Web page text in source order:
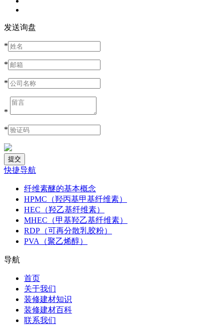
发送询盘
*
*
*
*
*
快捷导航
纤维素醚的基本概念
HPMC（羟丙基甲基纤维素）
HEC（羟乙基纤维素）
MHEC（甲基羟乙基纤维素）
RDP（可再分散乳胶粉）
PVA（聚乙烯醇）
导航
首页
关于我们
装修建材知识
装修建材百科
联系我们